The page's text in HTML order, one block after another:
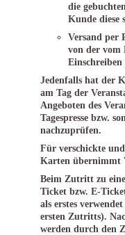
die
Kunde diese
Versand per
von der vom
Jedenfalls hat der
am Tag der
Angeboten des
Tagespresse bzw.
nachzuprüfen.
Für verschickte
Karten übernimmt
Beim Zutritt zu
Ticket bzw. E-
als erstes
ersten Zutritts).
werden durch den